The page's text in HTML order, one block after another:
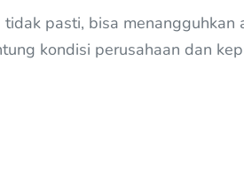
pasti, bisa menangguhkan
kondisi perusahaan dan